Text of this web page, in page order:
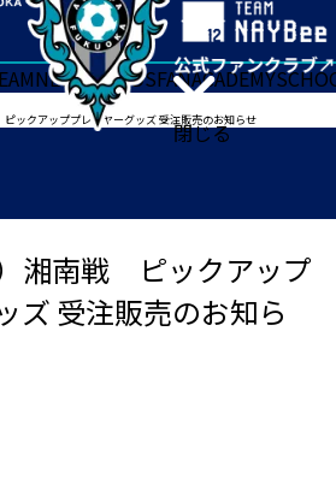
閉じる
NEWSGOODSFANACADEMY
ックアッププレイヤーグッズ 受注販売のお知らせ
湘南戦 ピックアップ
ズ 受注販売のお知ら